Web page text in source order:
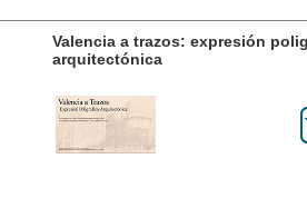
Valencia a trazos: expresión poligráfica
arquitectónica